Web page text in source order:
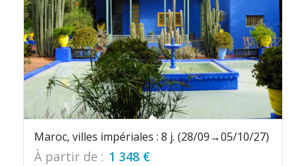
Maroc, villes impériales : 8 j. (28/09→05/10/27)
À partir de : 1 348 €